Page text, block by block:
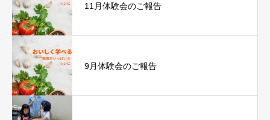
11月体験会のご報告
9月体験会のご報告